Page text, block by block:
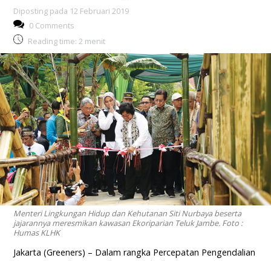
Diposting pada 12 Februari 2019
0 Comments
Reading time: 2 menit
Menteri Lingkungan Hidup dan Kehutanan Siti Nurbaya beserta
jajarannya meresmikan kawasan Ekoriparian Teluk Jambe. Foto :
Humas KLHK
Jakarta (Greeners) – Dalam rangka Percepatan Pengendalian